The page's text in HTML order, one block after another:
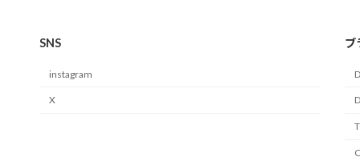
SNS
instagram
X
ブ